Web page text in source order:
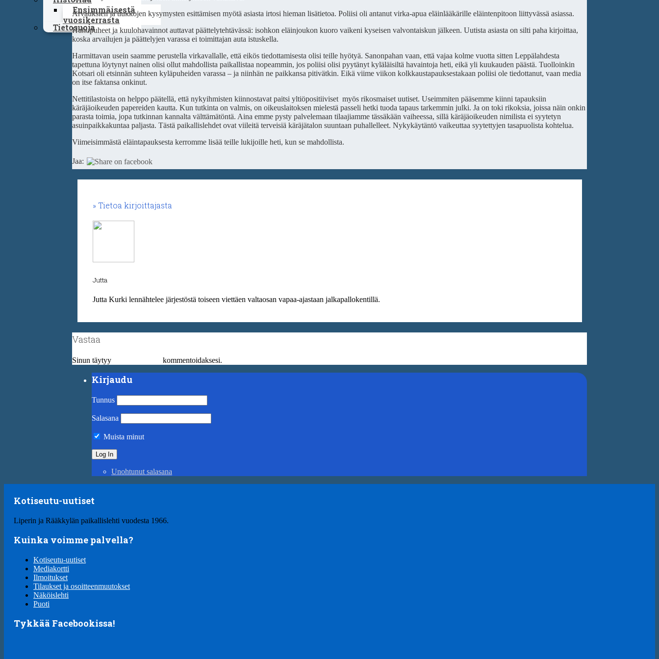
Ensimmäisestä
vuosikerrasta
Tietosuoja
Arvauksien ja tiukkojen kysymysten esittämisen myötä asiasta irtosi hieman lisätietoa. Poliisi oli antanut virka-apua eläinlääkärille eläintenpitoon liittyvässä asiassa.
Huhupuheet ja kuulohavainnot auttavat päättelytehtävässä: isohkon eläinjoukon kuoro vaikeni kyseisen valvontaiskun jälkeen. Uutista asiasta on silti paha kirjoittaa,
koska arvailujen ja päättelyjen varassa ei toimittajan auta istuskella.
Harmittavan usein saamme perustella virkavallalle, että eikös tiedottamisesta olisi teille hyötyä. Sanonpahan vaan, että vajaa kolme vuotta sitten Leppälahdesta
tapettuna löytynyt nainen olisi ollut mahdollista paikallistaa nopeammin, jos poliisi olisi pyytänyt kyläläisiltä havaintoja heti, eikä yli kuukauden päästä. Tuolloinkin
Kotsari oli etsinnän suhteen kyläpuheiden varassa – ja niinhän ne paikkansa pitivätkin. Eikä viime viikon kolkkaustapauksestakaan poliisi ole tiedottanut, vaan media
on itse faktansa onkinut.
Nettitilastoista on helppo päätellä, että nykyihmisten kiinnostavat paitsi yltiöpositiiviset myös rikosmaiset uutiset. Useimmiten pääsemme kiinni tapauksiin
käräjäoikeuden papereiden kautta. Kun tutkinta on valmis, on oikeuslaitoksen mielestä passeli hetki tuoda tapaus tarkemmin julki. Ja on toki rikoksia, joissa näin onkin
parasta toimia, jopa tutkinnan kannalta välttämätöntä. Aina emme pysty palvelemaan tilaajiamme tässäkään vaiheessa, sillä käräjäoikeuden nimilista ei syytetyn
asuinpaikkakuntaa paljasta. Tästä paikallislehdet ovat viileitä terveisiä käräjätalon suuntaan puhallelleet. Nykykäytäntö vaikeuttaa syytettyjen tasapuolista kohtelua.
Viimeisimmästä eläintapauksesta kerromme lisää teille lukijoille heti, kun se mahdollista.
Jaa:
Tietoa kirjoittajasta
Jutta
Jutta Kurki lennähtelee järjestöstä toiseen viettäen valtaosan vapaa-ajastaan jalkapallokentillä.
Vastaa
Sinun täytyy kommentoidaksesi.
Kirjaudu
Tunnus
Salasana
Muista minut
Unohtunut salasana
Kotiseutu-uutiset
Liperin ja Rääkkylän paikallislehti vuodesta 1966.
Kuinka voimme palvella?
Kotiseutu-uutiset
Mediakortti
Ilmoitukset
Tilaukset ja osoitteenmuutokset
Näköislehti
Puoti
Tykkää Facebookissa!